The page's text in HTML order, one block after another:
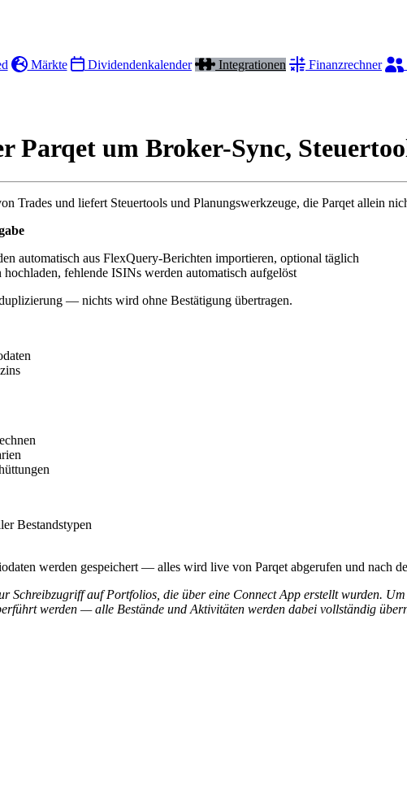
Märkte Dividendenkalender Integrationen Finanzrechner
Parqet um Broker-Sync,
Trades und liefert Steuertools und Planungswerkzeuge, die Parqet allein
automatisch aus FlexQuery-Berichten importieren, optional täglich
fehlende ISINs werden automatisch aufgelöst
— nichts wird ohne Bestätigung übertragen.
Bestandstypen
werden gespeichert — alles wird live von Parqet abgerufen und nach
auf Portfolios, die über eine Connect App erstellt wurden.
werden — alle Bestände und Aktivitäten werden dabei vollständig